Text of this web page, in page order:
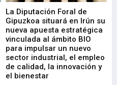
La Diputación Foral de
Gipuzkoa situará en Irún su
nueva apuesta estratégica
vinculada al ámbito BIO
para impulsar un nuevo
sector industrial, el empleo
de calidad, la innovación y
el bienestar